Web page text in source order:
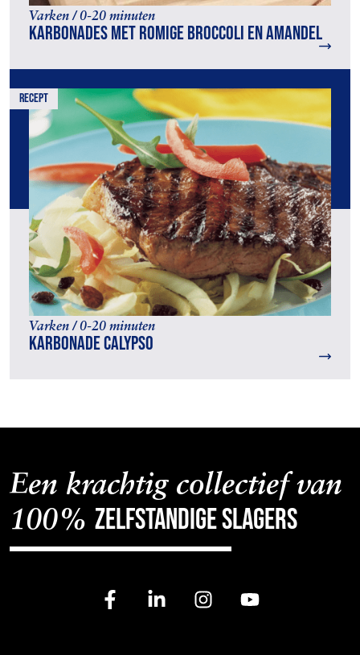
Varken / 0-20 minuten
Karbonades met romige broccoli en amandel
recept
Varken / 0-20 minuten
Karbonade Calypso
Een krachtig collectief van
100% zelfstandige slagers